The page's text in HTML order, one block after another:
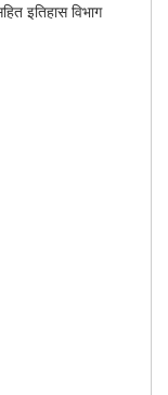
इतिहास विभाग